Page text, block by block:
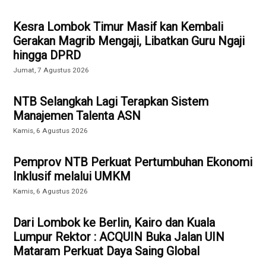
Kesra Lombok Timur Masif kan Kembali
Gerakan Magrib Mengaji, Libatkan Guru Ngaji
hingga DPRD
Jumat, 7 Agustus 2026
NTB Selangkah Lagi Terapkan Sistem
Manajemen Talenta ASN
Kamis, 6 Agustus 2026
Pemprov NTB Perkuat Pertumbuhan Ekonomi
Inklusif melalui UMKM
Kamis, 6 Agustus 2026
Dari Lombok ke Berlin, Kairo dan Kuala
Lumpur Rektor : ACQUIN Buka Jalan UIN
Mataram Perkuat Daya Saing Global